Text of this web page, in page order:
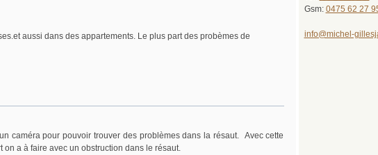
aussi dans des appartements. Le plus part des probèmes de
caméra pour pouvoir trouver des problèmes dans la résaut. Avec cette
a à faire avec un obstruction dans le résaut.
Gsm: 0475 62 27
info@michel-